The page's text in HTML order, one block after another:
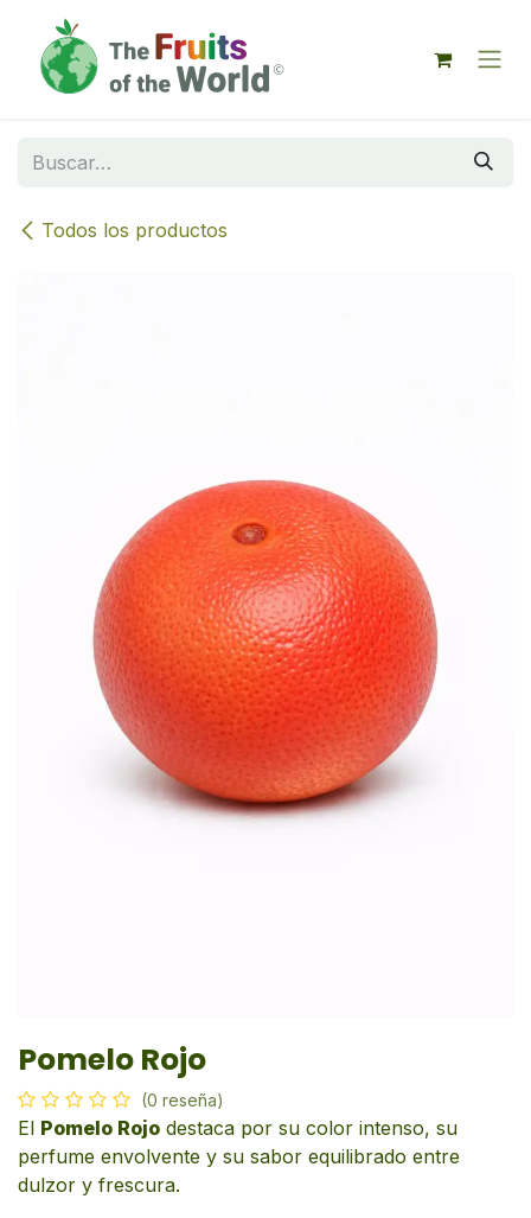
Todos los productos
Pomelo Rojo
(0 reseña)
El Pomelo Rojo destaca por su color intenso, su
perfume envolvente y su sabor equilibrado entre
dulzor y frescura.